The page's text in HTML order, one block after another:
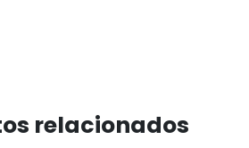
relacionados